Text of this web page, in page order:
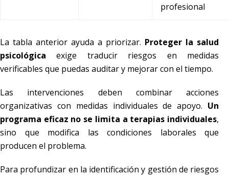
profesional
La tabla anterior ayuda a priorizar. Proteger la salud
psicológica exige traducir riesgos en medidas
verificables que puedas auditar y mejorar con el tiempo.
Las intervenciones deben combinar acciones
organizativas con medidas individuales de apoyo. Un
programa eficaz no se limita a terapias individuales,
sino que modifica las condiciones laborales que
producen el problema.
Para profundizar en la identificación y gestión de riesgos